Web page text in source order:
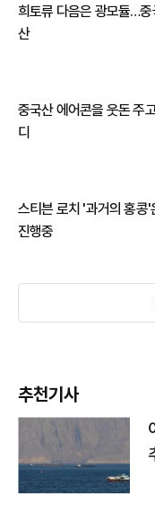
희토류 다음은 광모듈…
산
중국산 에어콘을 웃돈 주
디
스티븐 로치 '과거의 홍콩
진행중
추천기사